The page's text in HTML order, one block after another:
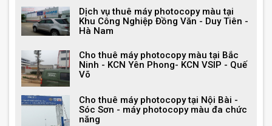
Dịch vụ thuê máy photocopy màu tại
Khu Công Nghiệp Đồng Văn - Duy Tiên -
Hà Nam
Cho thuê máy photocopy màu tại Bắc
Ninh - KCN Yên Phong- KCN VSIP - Quế
Võ
Cho thuê máy photocopy tại Nội Bài -
Sóc Sơn - máy photocopy màu đa chức
năng